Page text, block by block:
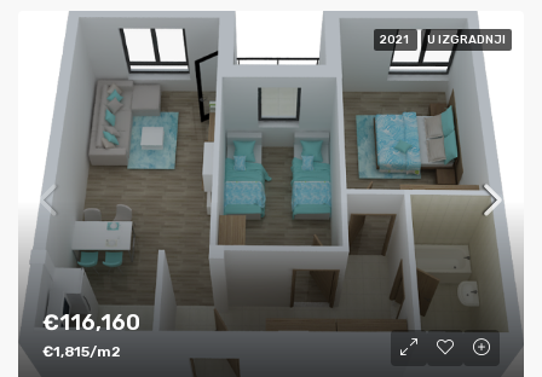
2021 U IZGRADNJI
€116,160
€1,815/m2